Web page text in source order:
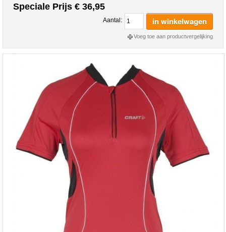
Speciale Prijs € 36,95
Aantal: in winkelwagen
Voeg toe aan productvergelijking